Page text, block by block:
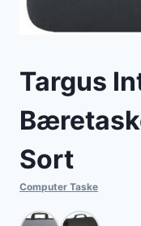
Targus
Sort
Computer Taske